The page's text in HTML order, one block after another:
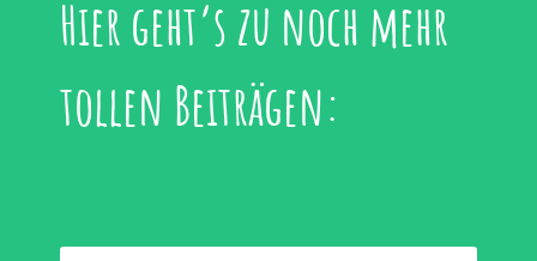
Hier geht’s zu noch mehr
tollen Beiträgen: